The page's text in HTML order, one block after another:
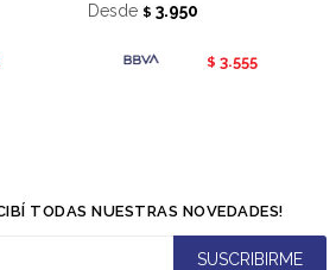
Desde $ 3.950
$ 3.555
TODAS NUESTRAS NOVEDADES!
SUSCRIBIRME